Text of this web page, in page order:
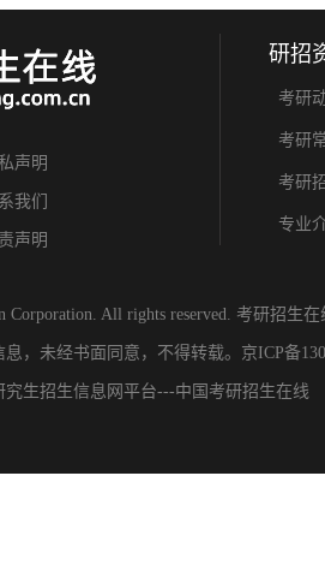
声明
我们
声明
研招
考研
考研
考研
专业
Corporation. All rights reserved. 考研招生在
，未经书面同意，不得转载。 京ICP备
究生招生信息网 平台---中国考研招生在线